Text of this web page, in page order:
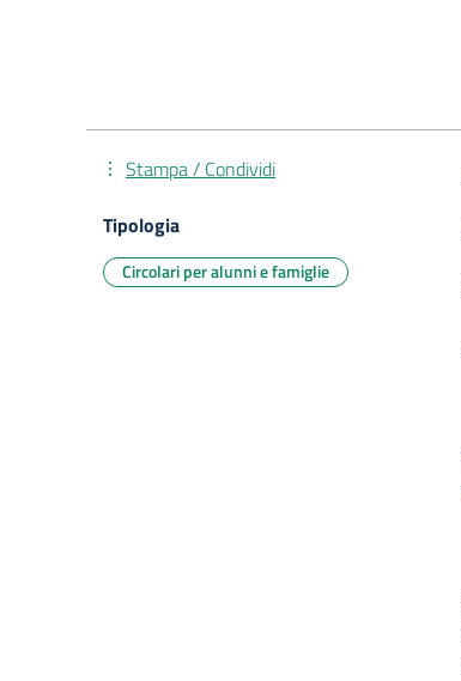
Stampa / Condividi
Tipologia
Circolari per alunni e famiglie